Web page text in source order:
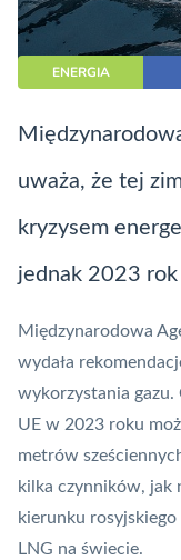
ENERGIA
uważa, że tej
kryzysem
jednak 2023 rok
Międzynarodowa
wydała
wykorzystania gazu.
UE w 2023 roku
metrów
kilka czynników, jak
kierunku
LNG na świecie.